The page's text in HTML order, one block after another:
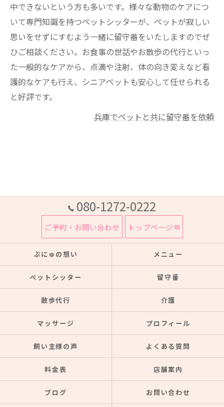
中できないという方も多いです。様々な動物のケアにつ
いて専門知識を持つペットシッターが、ペットが寂しい
思いをせずにすむよう一緒に留守番をいたしますのでぜ
ひご相談ください。お食事の世話やお散歩の代行といっ
た一般的なケアから、点滴や注射、体の向き変えなど看
護的なケアも行え、シニアペットも安心して任せられる
と好評です。
兵庫でペットと共に留守番を依頼
080-1272-0222
ご予約・お問い合わせ トップページ
ぷにゅの想い メニュー
ペットシッター 留守番
散歩代行 介護
マッサージ プロフィール
飼い主様の声 よくある質問
料金表 店舗案内
ブログ お問い合わせ